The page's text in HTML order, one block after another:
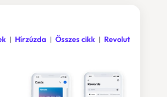
Hírzúzda Összes cikk Revolut